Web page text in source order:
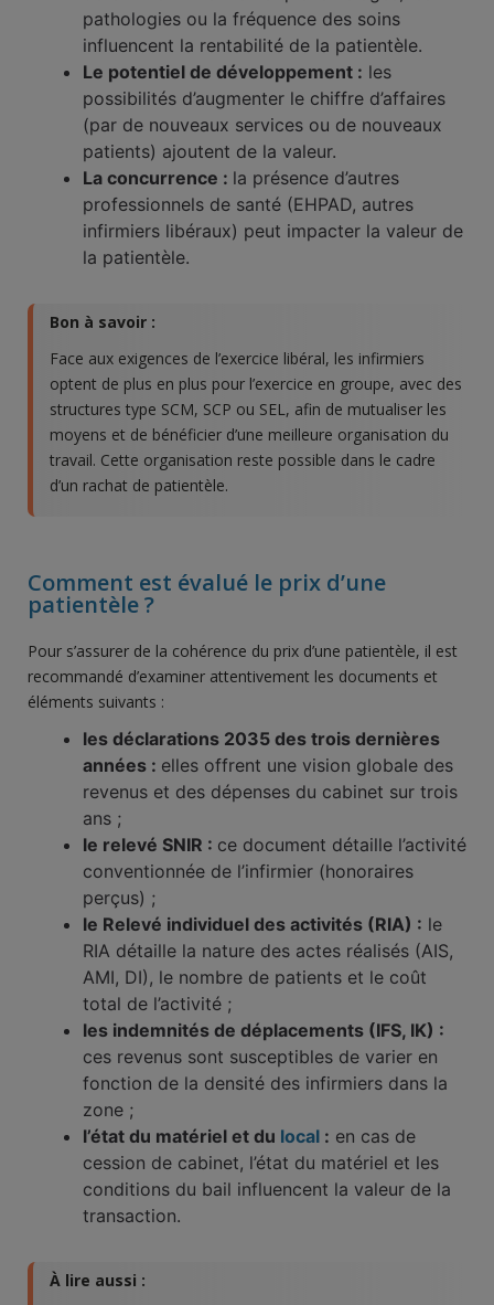
pathologies ou la fréquence des soins
influencent la rentabilité de la patientèle.
Le potentiel de développement : les
possibilités d’augmenter le chiffre d’affaires
(par de nouveaux services ou de nouveaux
patients) ajoutent de la valeur.
La concurrence : la présence d’autres
professionnels de santé (EHPAD, autres
infirmiers libéraux) peut impacter la valeur de
la patientèle.
Bon à savoir :
Face aux exigences de l’exercice libéral, les infirmiers
optent de plus en plus pour l’exercice en groupe, avec des
structures type SCM, SCP ou SEL, afin de mutualiser les
moyens et de bénéficier d’une meilleure organisation du
travail. Cette organisation reste possible dans le cadre
d’un rachat de patientèle.
Comment est évalué le prix d’une
patientèle ?
Pour s’assurer de la cohérence du prix d’une patientèle, il est
recommandé d’examiner attentivement les documents et
éléments suivants :
les déclarations 2035 des trois dernières
années : elles offrent une vision globale des
revenus et des dépenses du cabinet sur trois
ans ;
le relevé SNIR : ce document détaille l’activité
conventionnée de l’infirmier (honoraires
perçus) ;
le Relevé individuel des activités (RIA) : le
RIA détaille la nature des actes réalisés (AIS,
AMI, DI), le nombre de patients et le coût
total de l’activité ;
les indemnités de déplacements (IFS, IK) :
ces revenus sont susceptibles de varier en
fonction de la densité des infirmiers dans la
zone ;
l’état du matériel et du local : en cas de
cession de cabinet, l’état du matériel et les
conditions du bail influencent la valeur de la
transaction.
À lire aussi :